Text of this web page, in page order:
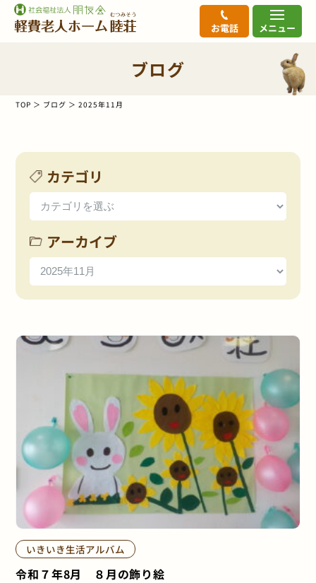
メニュー
お電話
ブログ
TOP ブログ 2025年11月
カテゴリ
アーカイブ
いきいき生活アルバム
令和７年8月 ８月の飾り絵